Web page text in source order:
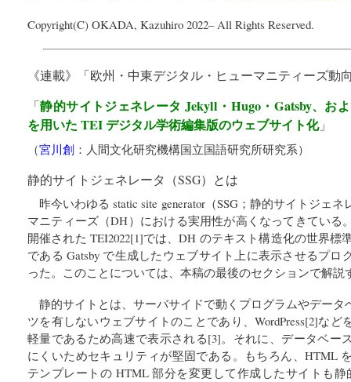
Copyright(C) OKADA, Kazuhiro 2022– All Rights Reserved.
《連載》「欧州・中東デジタル・ヒューマニティーズ動
「静的サイトジェネレータ Jekyll・Hugo・Gatsby、お
を用いた TEI デジタル学術編集版のウェブサイト化」
（宮川創 ： 人間文化研究機構国立国語研究所研究系）
静的サイトジェネレータ（SSG）とは
昨今いわゆる static site generator（SSG；静的サイトジェ
マニティーズ（DH）における実用性が高くなってきている
開催された TEI2022[1]では、DH のテキスト構造化の世界標
である Gatsby で生成したウェブサイト上に表示させるプロ
った。このことについては、本稿の最後のセクションで解説
静的サイトとは、サーバサイドで動くプログラムやデータ
ツを有しないウェブサイトのことであり、WordPress[2]な
軽量であるため高速で表示される[3]。それに、データベー
にくいためセキュリティが堅固である。もちろん、HTML
テンプレートの HTML 部分を変更して作成したサイトも